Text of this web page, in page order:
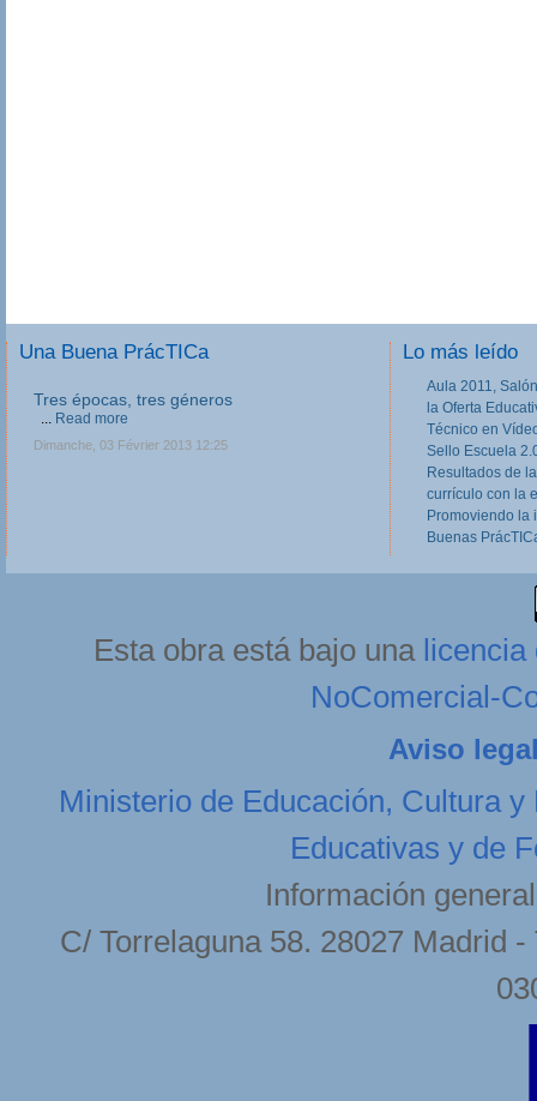
Una Buena PrácTICa
Tres épocas, tres géneros
... Read more
Dimanche, 03 Février 2013 12:25
Lo más leído
Aula 2011,
la Oferta
Técnico en
Sello Escuela
Resultados de
currículo con la
Promoviendo la
Buenas
Esta obra está bajo una licencia
NoComercial-
Aviso
Ministerio de Educación, Cultura y
Educativas y de
Información
C/ Torrelaguna 58. 28027 Madrid